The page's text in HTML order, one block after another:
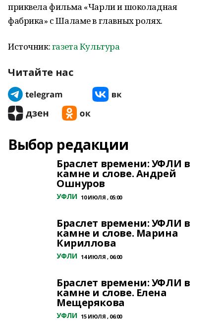
приквела фильма «Чарли и шоколадная
фабрика» с Шаламе в главных ролях.
Источник:газета Культура
Читайте нас
Выбор редакции
Браслет времени: УФЛИ в
камне и слове. Андрей
Ошнуров
УФЛИ 10 ИЮЛЯ , 05:00
Браслет времени: УФЛИ в
камне и слове. Марина
Кириллова
УФЛИ 14 ИЮЛЯ , 06:00
Браслет времени: УФЛИ в
камне и слове. Елена
Мещерякова
УФЛИ 15 ИЮЛЯ , 06:00